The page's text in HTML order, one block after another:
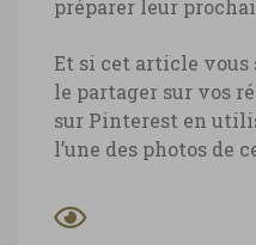
préparer leur
Et si cet article vous
le partager sur vos
sur Pinterest en
l’une des photos de